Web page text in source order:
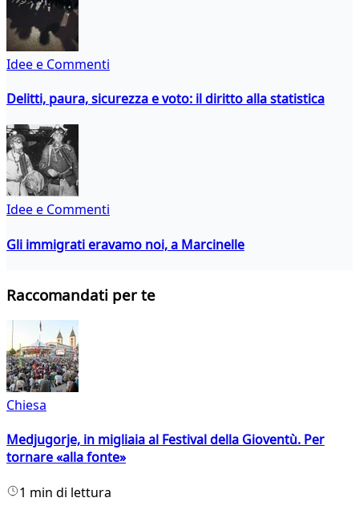
Idee e Commenti
Delitti, paura, sicurezza e voto: il diritto alla statistica
Idee e Commenti
Gli immigrati eravamo noi, a Marcinelle
Raccomandati per te
Chiesa
Medjugorje, in migliaia al Festival della Gioventù. Per
tornare «alla fonte»
1 min di lettura